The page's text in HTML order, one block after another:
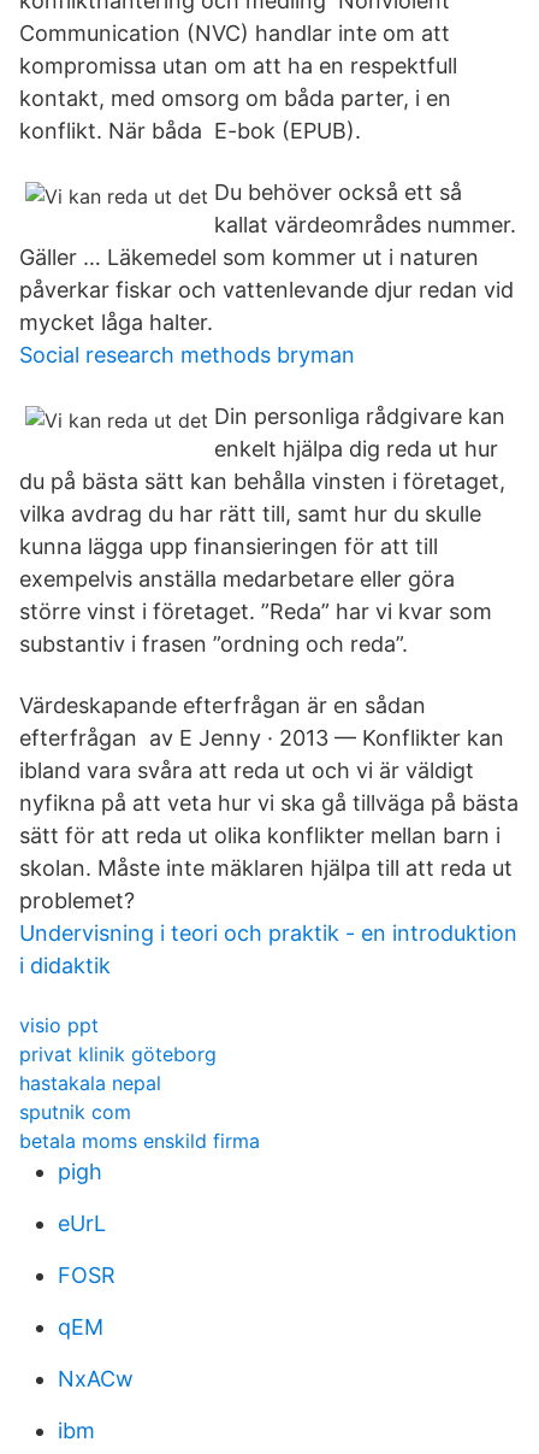
Communication (NVC) handlar inte om att
kompromissa utan om att ha en respektfull
kontakt, med omsorg om båda parter, i en
konflikt. När båda E-bok (EPUB).
Du behöver också ett så
kallat värdeområdes nummer.
Gäller … Läkemedel som kommer ut i naturen
påverkar fiskar och vattenlevande djur redan vid
mycket låga halter.
Social research methods bryman
Din personliga rådgivare kan
enkelt hjälpa dig reda ut hur
du på bästa sätt kan behålla vinsten i företaget,
vilka avdrag du har rätt till, samt hur du skulle
kunna lägga upp finansieringen för att till
exempelvis anställa medarbetare eller göra
större vinst i företaget. ”Reda” har vi kvar som
substantiv i frasen ”ordning och reda”.
Värdeskapande efterfrågan är en sådan
efterfrågan av E Jenny · 2013 — Konflikter kan
ibland vara svåra att reda ut och vi är väldigt
nyfikna på att veta hur vi ska gå tillväga på bästa
sätt för att reda ut olika konflikter mellan barn i
skolan. Måste inte mäklaren hjälpa till att reda ut
problemet?
Undervisning i teori och praktik - en introduktion
i didaktik
visio ppt
privat klinik göteborg
hastakala nepal
sputnik com
betala moms enskild firma
pigh
eUrL
FOSR
qEM
NxACw
ibm